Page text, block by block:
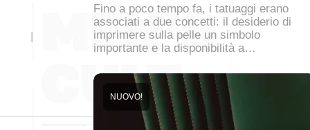
Fino a poco tempo fa, i tatuaggi erano
associati a due concetti: il desiderio di
imprimere sulla pelle un simbolo
importante e la disponibilità a…
NUOVO!